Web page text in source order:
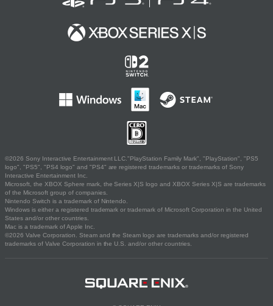
©2026 Sony Interactive Entertainment LLC."PlayStation Family Mark", "PlayStation", "PS5
logo", "PS5", "PS4 logo" and "PS4" are registered trademarks or trademarks of Sony
Interactive Entertainment Inc.
Microsoft, the XBOX Sphere mark, the Series X|S logo and XBOX Series X|S are trademarks
of the Microsoft group of companies.
Nintendo Switch is a trademark of Nintendo.
Windows is either a registered trademark or trademark of Microsoft Corporation in the United
States and/or other countries.
Mac is a trademark of Apple Inc.
©2026 Valve Corporation. Steam and the Steam logo are trademarks and/or registered
trademarks of Valve Corporation in the U.S. and/or other countries.